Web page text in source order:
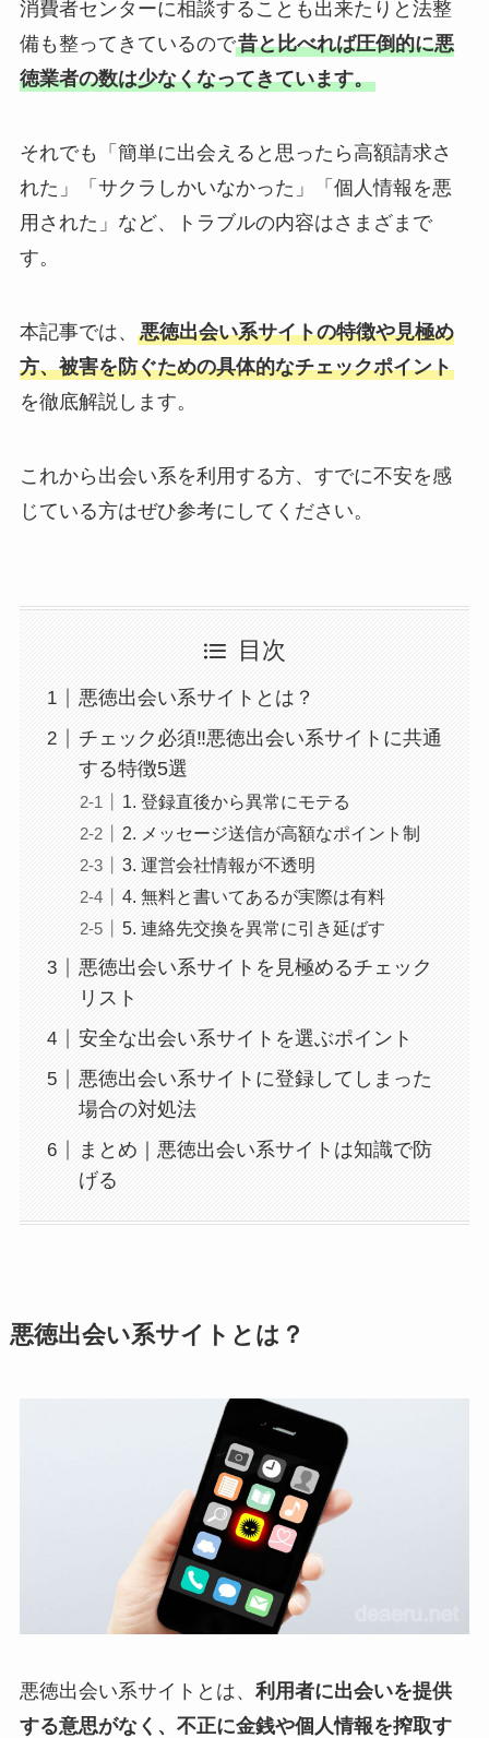
消費者センターに相談することも出来たりと法整
備も整ってきているので昔と比べれば圧倒的に悪
徳業者の数は少なくなってきています。
それでも「簡単に出会えると思ったら高額請求さ
れた」「サクラしかいなかった」「個人情報を悪
用された」など、トラブルの内容はさまざまで
す。
本記事では、 悪徳出会い系サイトの特徴や見極め
方、被害を防ぐための具体的なチェックポイント
を徹底解説します。
これから出会い系を利用する方、すでに不安を感
じている方はぜひ参考にしてください。
目次
悪徳出会い系サイトとは？
チェック必須‼悪徳出会い系サイトに共通
する特徴5選
1. 登録直後から異常にモテる
2. メッセージ送信が高額なポイント制
3. 運営会社情報が不透明
4. 無料と書いてあるが実際は有料
5. 連絡先交換を異常に引き延ばす
悪徳出会い系サイトを見極めるチェック
リスト
安全な出会い系サイトを選ぶポイント
悪徳出会い系サイトに登録してしまった
場合の対処法
まとめ｜悪徳出会い系サイトは知識で防
げる
悪徳出会い系サイトとは？
悪徳出会い系サイトとは、 利用者に出会いを提供
する意思がなく、不正に金銭や個人情報を搾取す